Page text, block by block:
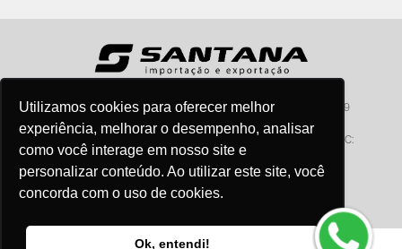
Utilizamos cookies para oferecer melhor
experiência, melhorar o desempenho, analisar
como você interage em nosso site e
personalizar conteúdo. Ao utilizar este site, você
concorda com o uso de cookies.
Ok, entendi!
Santana - Importação e Exportação - CNPJ:57.464.653/0001-49
Atendimento por telefone: dias úteis, das 08:15hs às 18:00hs
SAC:
sac@santanaimport.com.br
@2026- Todos os direitos reservados